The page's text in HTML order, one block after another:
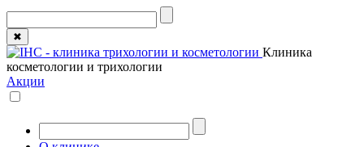
✖
Клиника
косметологии и трихологии
Акции